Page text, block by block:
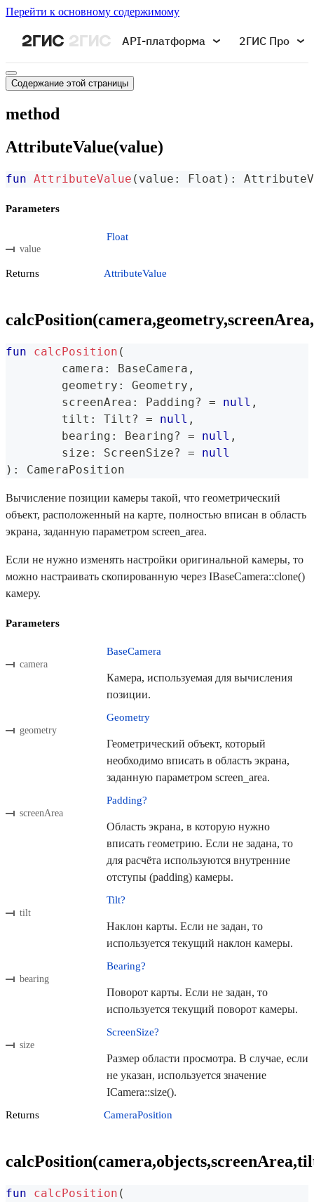
Перейти к основному содержимому
API-платформа 2ГИС Про
Содержание этой страницы
method
AttributeValue(value)
fun AttributeValue ( value : Float ) :
Parameters
value
Float
Returns AttributeValue
fun calcPosition (
	camera
: BaseCamera ,
	geometry
: Geometry ,
	screenArea
: Padding? = null ,
	tilt
: Tilt ? = null ,
	bearing
: Bearing? = null ,
	size
: ScreenSize? =
null
) : CameraPosition
Вычисление позиции камеры такой, что геометрический
объект, расположенный на карте, полностью вписан в область
экрана, заданную параметром screen_area.
Если не нужно изменять настройки оригинальной камеры, то
можно настраивать скопированную через IBaseCamera::clone()
камеру.
Parameters
camera
BaseCamera
Камера, используемая для вычисления
позиции.
geometry
Geometry
Геометрический объект, который
необходимо вписать в область экрана,
заданную параметром screen_area.
screenArea
Padding?
Область экрана, в которую нужно
вписать геометрию. Если не задана, то
для расчёта используются внутренние
отступы (padding) камеры.
tilt
Tilt?
Наклон карты. Если не задан, то
используется текущий наклон камеры.
bearing
Bearing?
Поворот карты. Если не задан, то
используется текущий поворот камеры.
size
ScreenSize?
Размер области просмотра. В случае, если
не указан, используется значение
ICamera::size().
Returns CameraPosition
fun calcPosition (